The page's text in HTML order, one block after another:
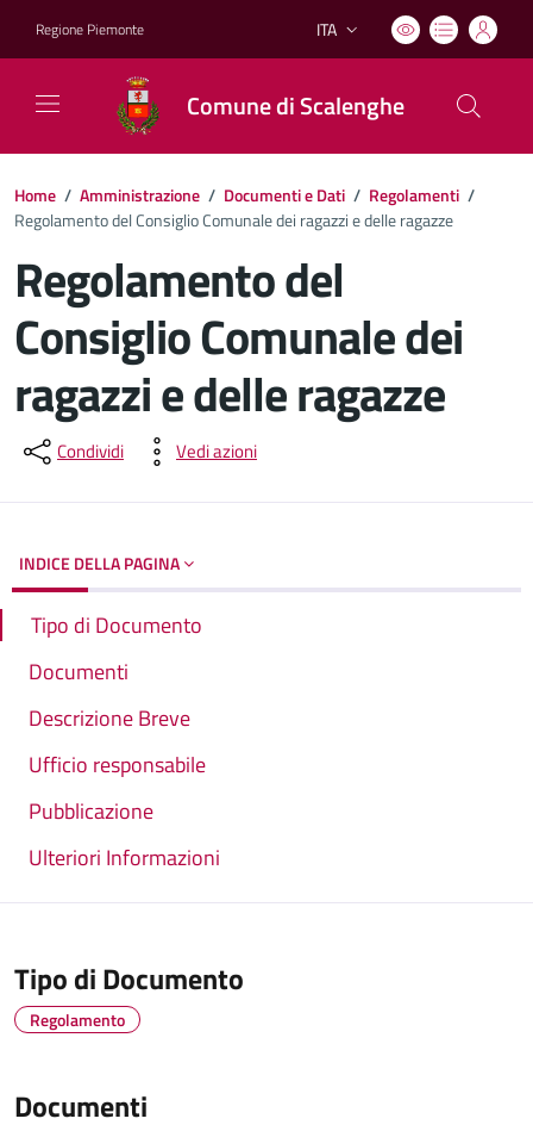
Regione Piemonte Lingua attiva:
ITA
Comune di Scalenghe
Home / Amministrazione / Documenti e Dati / Regolamenti /
Regolamento del Consiglio Comunale dei ragazzi e delle ragazze
Regolamento del
Consiglio Comunale dei
ragazzi e delle ragazze
Dettagli del documento
Condividi Vedi azioni
INDICE DELLA PAGINA
Tipo di Documento
Documenti
Descrizione Breve
Ufficio responsabile
Pubblicazione
Ulteriori Informazioni
Tipo di Documento
Regolamento
Documenti